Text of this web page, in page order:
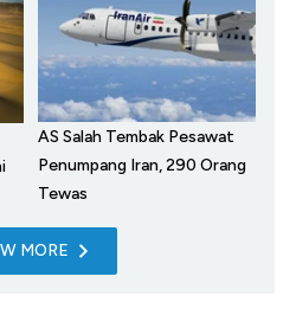
AS Salah Tembak Pesawat
Penumpang Iran, 290 Orang
Tewas
MORE